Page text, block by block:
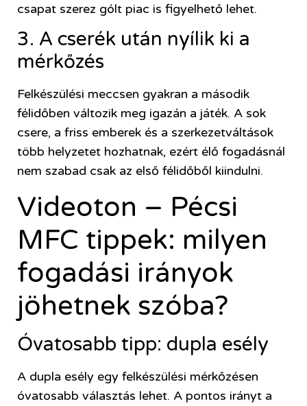
csapat szerez gólt piac is figyelhető lehet.
3. A cserék után nyílik ki a
mérkőzés
Felkészülési meccsen gyakran a második
félidőben változik meg igazán a játék. A sok
csere, a friss emberek és a szerkezetváltások
több helyzetet hozhatnak, ezért élő fogadásnál
nem szabad csak az első félidőből kiindulni.
Videoton – Pécsi
MFC tippek: milyen
fogadási irányok
jöhetnek szóba?
Óvatosabb tipp: dupla esély
A dupla esély egy felkészülési mérkőzésen
óvatosabb választás lehet. A pontos irányt a